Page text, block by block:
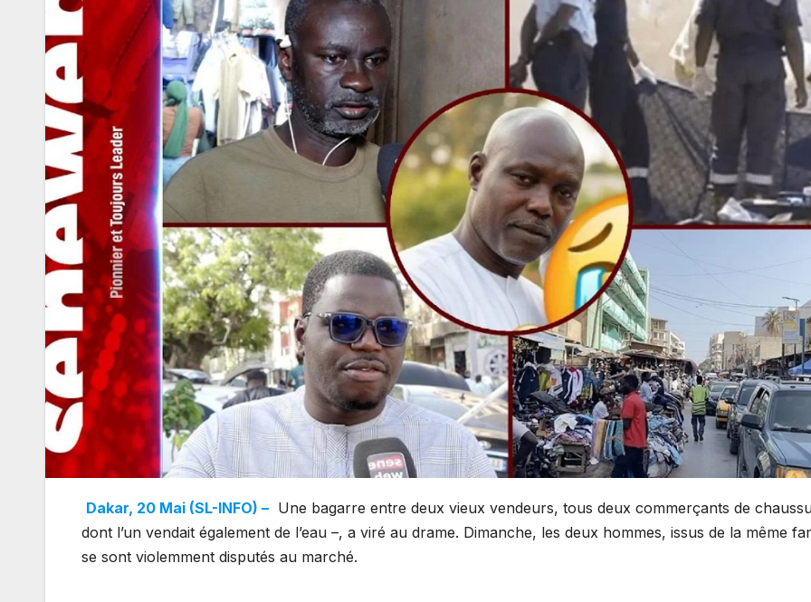
Dakar, 20 Mai (SL-INFO) – Une bagarre entre deux vieux vendeurs, tous deux commerçants de
dont l’un vendait également de l’eau –, a viré au drame. Dimanche, les deux hommes, issus de la même
se sont violemment disputés au marché.